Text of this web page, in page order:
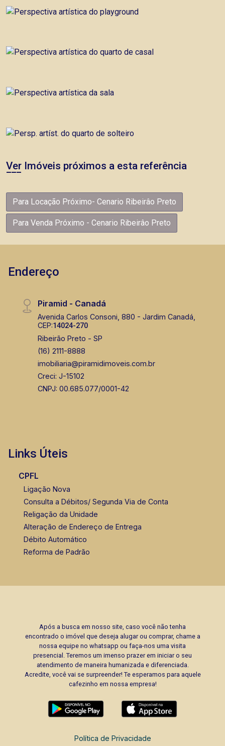
Ver Imóveis próximos a esta referência
Para Locação Próximo- Cenario Ribeirâo Preto
Para Venda Próximo - Cenario Ribeirâo Preto
Endereço
Piramid - Canadá
Avenida Carlos Consoni, 880 - Jardim Canadá,
CEP:14024-270
Ribeirão Preto - SP
(16) 2111-8888
imobiliaria@piramidimoveis.com.br
Creci: J-15102
CNPJ: 00.685.077/0001-42
Links Úteis
CPFL
Ligação Nova
Consulta a Débitos/ Segunda Via de Conta
Religação da Unidade
Alteração de Endereço de Entrega
Débito Automático
Reforma de Padrão
Após a busca em nosso site, caso você não tenha
encontrado o imóvel que deseja alugar ou comprar, chame a
nossa equipe no whatsapp ou faça-nos uma visita
presencial. Teremos um imenso prazer em iniciar o seu
atendimento de maneira humanizada e diferenciada.
Acredite, você vai se surpreender! Te esperamos para aquele
cafezinho em nossa empresa!
Política de Privacidade